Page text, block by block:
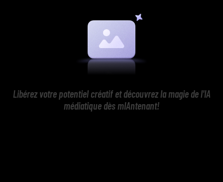
Libérez votre potentiel créatif et découvrez la magie de l'IA
médiatique dès mIAntenant!